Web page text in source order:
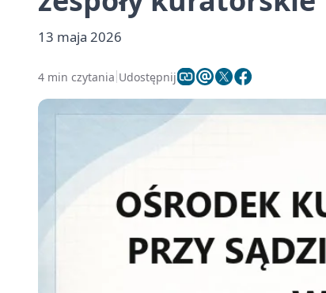
13 maja 2026
4 min czytania Udostępnij